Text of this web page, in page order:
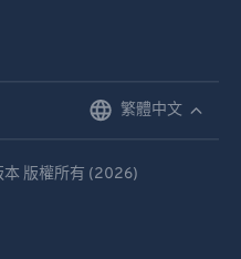
繁體中文
版權所有 (2026)